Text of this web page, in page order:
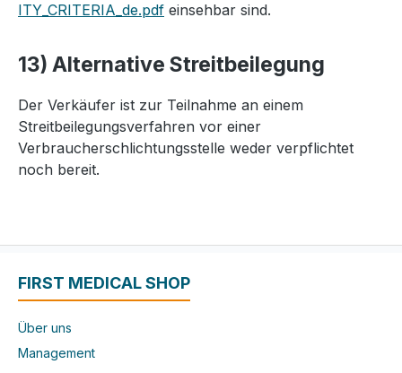
ITY_CRITERIA_de.pdf einsehbar sind.
13) Alternative Streitbeilegung
Der Verkäufer ist zur Teilnahme an einem
Streitbeilegungsverfahren vor einer
Verbraucherschlichtungsstelle weder verpflichtet
noch bereit.
FIRST MEDICAL SHOP
Über uns
Management